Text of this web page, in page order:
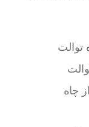
توالت
چاه